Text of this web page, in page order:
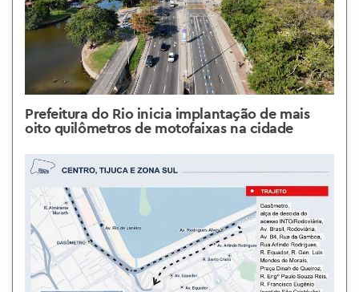
Prefeitura do Rio inicia implantação de mais
oito quilômetros de motofaixas na cidade